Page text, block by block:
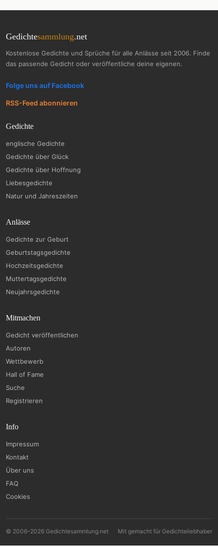
Gedichtesammlung.net
Kostenlose Gedichte und Sprüche für alle Anlässe seit 2006. Finde
das passende Gedicht oder veröffentliche deine eigenen.
Folge uns auf Facebook
RSS-Feed abonnieren
Gedichte
englische Gedichte
Gedichte über Glück
Gedichte über Hoffnung
Liebesgedichte
Natur und Jahreszeiten
Anlässe
Gedichte zur Geburt
Geburtstagsgedichte
Hochzeitsgedichte
Muttertagsgedichte
Neujahrsgedichte
Mitmachen
Gedicht veröffentlichen
Autoren
Wettbewerb
Hall of Fame
Suche
Registrieren
Info
Impressum
Kontakt
Über uns
FAQ
Cookies
© 2006–2026 Gedichtesammlung.net Mit gemacht für Gedichteliebhaber